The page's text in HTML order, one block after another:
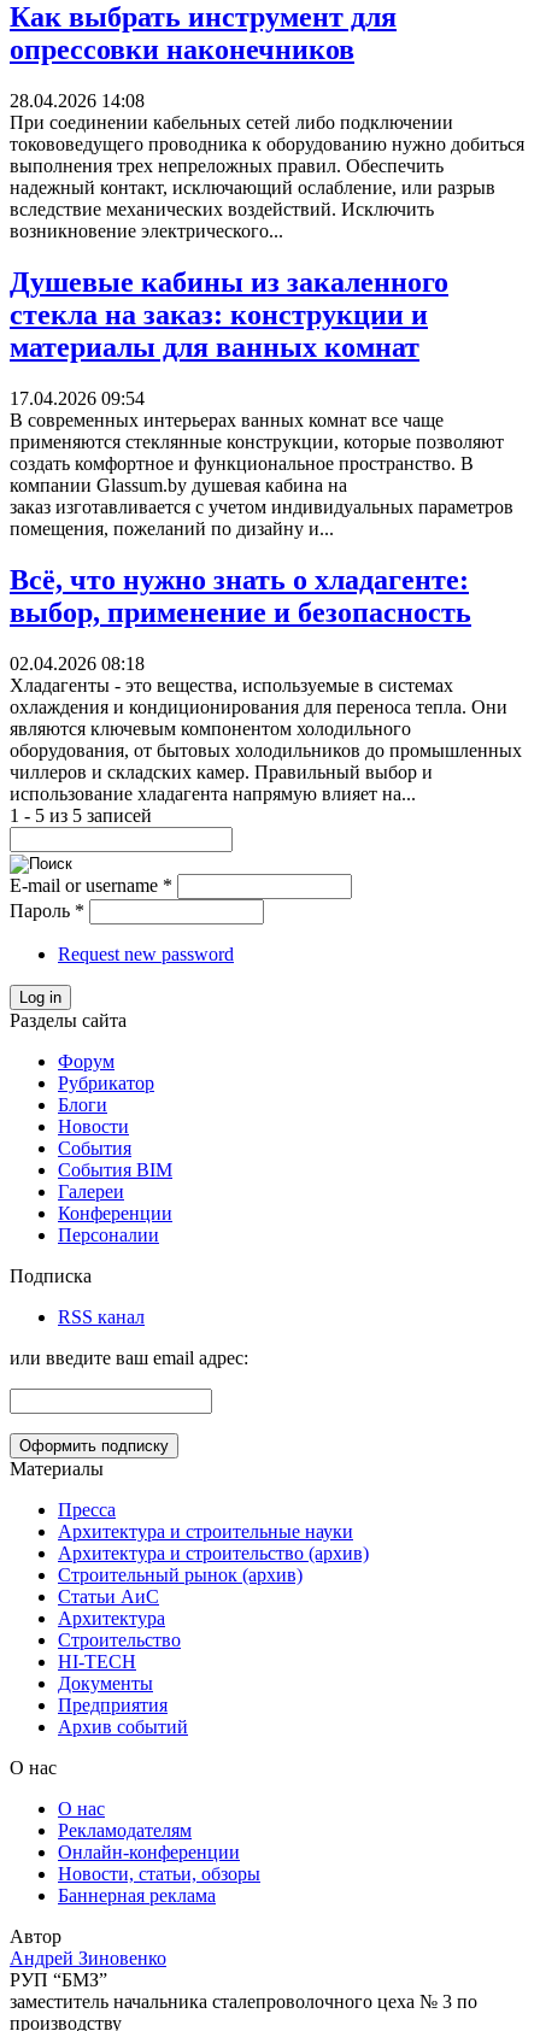
Как выбрать инструмент для
опрессовки наконечников
28.04.2026 14:08
При соединении кабельных сетей либо подключении
токововедущего проводника к оборудованию нужно добиться
выполнения трех непреложных правил. Обеспечить
надежный контакт, исключающий ослабление, или разрыв
вследствие механических воздействий. Исключить
возникновение электрического...
Душевые кабины из закаленного
стекла на заказ: конструкции и
материалы для ванных комнат
17.04.2026 09:54
В современных интерьерах ванных комнат все чаще
применяются стеклянные конструкции, которые позволяют
создать комфортное и функциональное пространство. В
компании Glassum.by душевая кабина на
заказ изготавливается с учетом индивидуальных параметров
помещения, пожеланий по дизайну и...
Всё, что нужно знать о хладагенте:
выбор, применение и безопасность
02.04.2026 08:18
Хладагенты - это вещества, используемые в системах
охлаждения и кондиционирования для переноса тепла. Они
являются ключевым компонентом холодильного
оборудования, от бытовых холодильников до промышленных
чиллеров и складских камер. Правильный выбор и
использование хладагента напрямую влияет на...
1 - 5 из 5 записей
E-mail or username *
Пароль *
Request new password
Log in
Разделы сайта
Форум
Рубрикатор
Блоги
Новости
События
События BIM
Галереи
Конференции
Персоналии
Подписка
RSS канал
или введите ваш email адрес:
Материалы
Пресса
Архитектура и строительные науки
Архитектура и строительство (архив)
Строительный рынок (архив)
Статьи АиС
Архитектура
Строительство
HI-TECH
Документы
Предприятия
Архив событий
О нас
О нас
Рекламодателям
Онлайн-конференции
Новости, статьи, обзоры
Баннерная реклама
Автор
Андрей Зиновенко
РУП “БМЗ”
заместитель начальника сталепроволочного цеха № 3 по
производству